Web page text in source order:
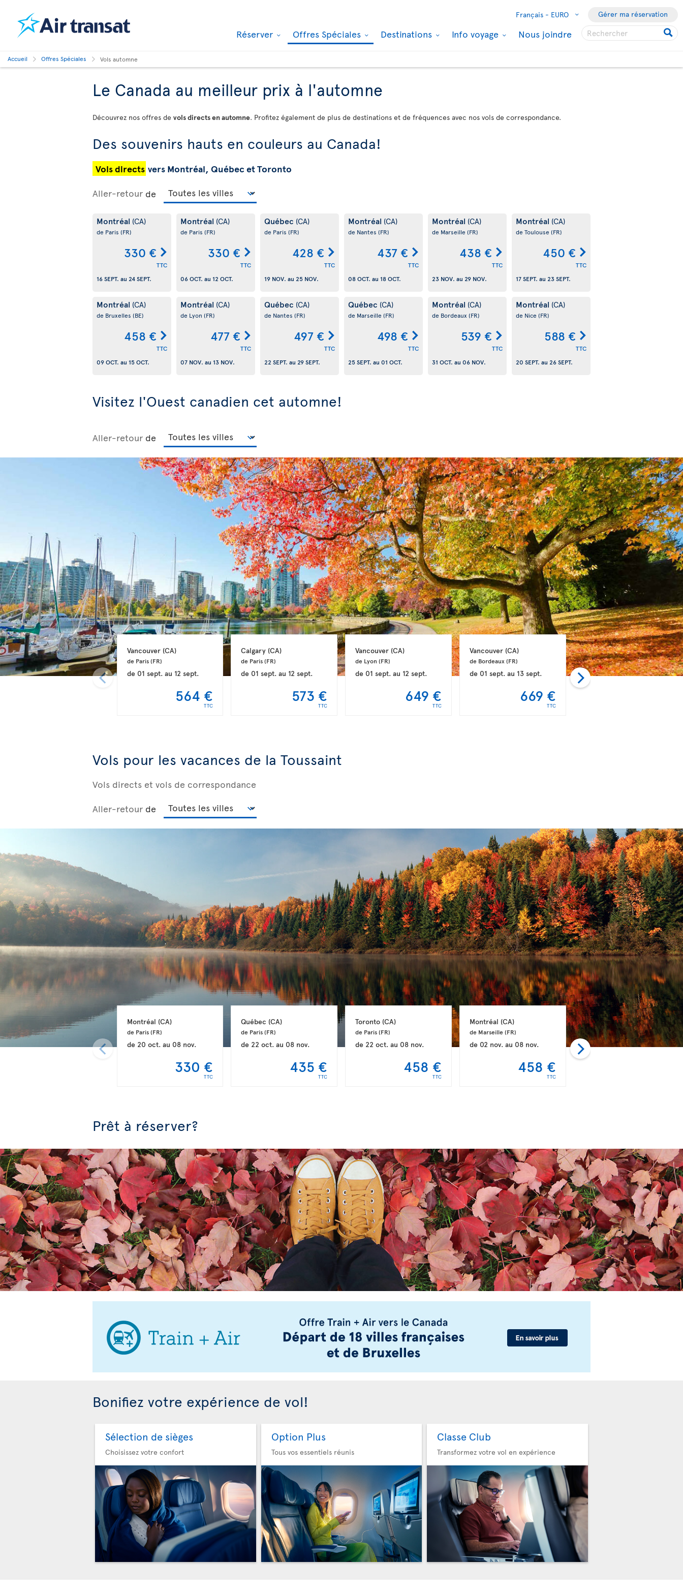
Français - EURO Gérer ma réservation
Réserver Offres Spéciales Destinations Info voyage Nous joindre
Accueil Offres Spéciales Vols automne
Le Canada au meilleur prix à l'automne
Découvrez nos offres de vols directs en automne. Profitez également de plus de destinations et de fréquences avec nos vols de correspondance.
Des souvenirs hauts en couleurs au Canada!
Vols directs vers Montréal, Québec et Toronto
Aller-retour de
Montréal (CA)
de Paris (FR)
330 €
TTC
16 SEPT. au 24 SEPT.
Montréal (CA)
de Paris (FR)
330 €
TTC
06 OCT. au 12 OCT.
Québec (CA)
de Paris (FR)
428 €
TTC
19 NOV. au 25 NOV.
Montréal (CA)
de Nantes (FR)
437 €
TTC
08 OCT. au 18 OCT.
Montréal (CA)
de Marseille (FR)
438 €
TTC
23 NOV. au 29 NOV.
Montréal (CA)
de Toulouse (FR)
450 €
TTC
17 SEPT. au 23 SEPT.
Montréal (CA)
de Bruxelles (BE)
458 €
TTC
09 OCT. au 15 OCT.
Montréal (CA)
de Lyon (FR)
477 €
TTC
07 NOV. au 13 NOV.
Québec (CA)
de Nantes (FR)
497 €
TTC
22 SEPT. au 29 SEPT.
Québec (CA)
de Marseille (FR)
498 €
TTC
25 SEPT. au 01 OCT.
Montréal (CA)
de Bordeaux (FR)
539 €
TTC
31 OCT. au 06 NOV.
Montréal (CA)
de Nice (FR)
588 €
TTC
20 SEPT. au 26 SEPT.
Visitez l'Ouest canadien cet automne!
Aller-retour de
Vancouver (CA)
de Paris (FR)
de 01 sept.au 12 sept.
564 €
TTC
Calgary (CA)
de Paris (FR)
de 01 sept. au 12 sept.
573 €
TTC
Vancouver (CA)
de Lyon (FR)
de 01 sept. au 12 sept.
649 €
TTC
Vancouver (CA)
de Bordeaux (FR)
de 01 sept. au 13 sept.
669 €
TTC
Calgary (CA)
de Bordeaux (FR)
de01 sept.au11 sept.
Vols pour les vacances de la Toussaint
Vols directs et vols de correspondance
Aller-retour de
Montréal (CA)
de Paris (FR)
de 20 oct.au 08 nov.
330 €
TTC
Québec (CA)
de Paris (FR)
de 22 oct. au 08 nov.
435 €
TTC
Toronto (CA)
de Paris (FR)
de 22 oct. au 08 nov.
458 €
TTC
Montréal (CA)
de Marseille (FR)
de 02 nov. au 08 nov.
458 €
TTC
Montréal (CA)
de Lyon (FR)
de22 oct.au06 nov.
Prêt à réserver?
Bonifiez votre expérience de vol!
Sélection de sièges
Choisissez votre confort
Option Plus
Tous vos essentiels réunis
Classe Club
Transformez votre vol en expérience